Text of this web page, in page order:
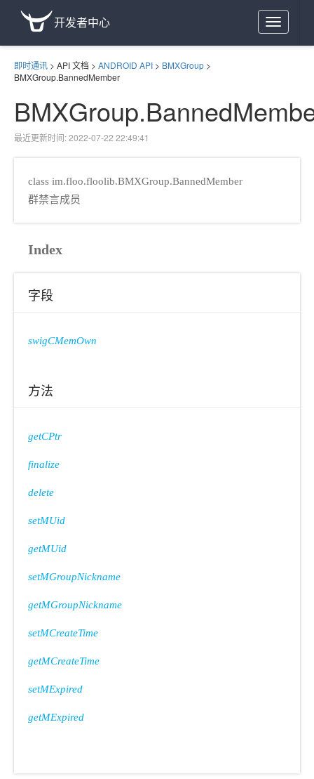
Toggle
navigation
开发者中心
即时通讯 > API 文档 > ANDROID API > BMXGroup >
BMXGroup.BannedMember
最近更新时间: 2022-07-22 22:49:41
class im.floo.floolib.BMXGroup.BannedMember
群禁言成员
Index
字段
swigCMemOwn
方法
getCPtr
finalize
delete
setMUid
getMUid
setMGroupNickname
getMGroupNickname
setMCreateTime
getMCreateTime
setMExpired
getMExpired